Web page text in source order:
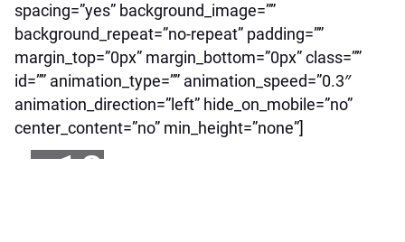
spacing=”yes” background_image=””
background_repeat=”no-repeat” padding=””
margin_top=”0px” margin_bottom=”0px” class=””
id=”” animation_type=”” animation_speed=”0.3″
animation_direction=”left” hide_on_mobile=”no”
center_content=”no” min_height=”none”]
+18